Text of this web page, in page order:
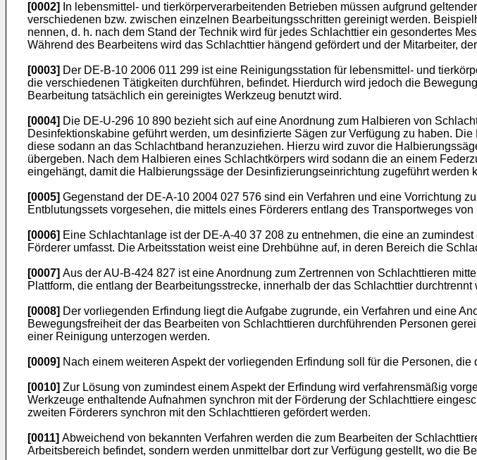
[0002]
In lebensmittel- und tierkörperverarbeitenden Betrieben müssen aufgrund
verschiedenen bzw. zwischen einzelnen Bearbeitungsschritten gereinigt werden.
nennen, d. h. nach dem Stand der Technik wird für jedes Schlachttier ein gesondertes
Während des Bearbeitens wird das Schlachttier hängend gefördert und der Mitarbeiter,
[0003] Der DE-B-10 2006 011 299 ist eine Reinigungsstation für lebensmittel- und
die verschiedenen Tätigkeiten durchführen, befindet. Hierdurch wird jedoch die
Bearbeitung tatsächlich ein gereinigtes Werkzeug benutzt wird.
[0004] Die DE-U-296 10 890 bezieht sich auf eine Anordnung zum Halbieren von
Desinfektionskabine geführt werden, um desinfizierte Sägen zur Verfügung zu haben.
diese sodann an das Schlachtband heranzuziehen. Hierzu wird zuvor die
übergeben. Nach dem Halbieren eines Schlachtkörpers wird sodann die an einem
eingehängt, damit die Halbierungssäge der Desinfizierungseinrichtung zugeführt werden
[0005] Gegenstand der DE-A-10 2004 027 576 sind ein Verfahren und eine Vorrichtung
Entblutungssets vorgesehen, die mittels eines Förderers entlang des Transportweges
[0006] Eine Schlachtanlage ist der DE-A-40 37 208 zu entnehmen, die eine an
Förderer umfasst. Die Arbeitsstation weist eine Drehbühne auf, in deren Bereich die
[0007] Aus derAU-B-424 827 ist eine Anordnung zum Zertrennen von Schlachttieren
Plattform, die entlang der Bearbeitungsstrecke, innerhalb der das Schlachttier
[0008] Der vorliegenden Erfindung liegt die Aufgabe zugrunde, ein Verfahren und eine
Bewegungsfreiheit der das Bearbeiten von Schlachttieren durchführenden Personen
einer Reinigung unterzogen werden.
[0009] Nach einem weiteren Aspekt der vorliegenden Erfindung soll für die Personen,
[0010] Zur Lösung von zumindest einem Aspekt der Erfindung wird verfahrensmäßig
Werkzeuge enthaltende Aufnahmen synchron mit der Förderung der Schlachttiere
zweiten Förderers synchron mit den Schlachttieren gefördert werden.
[0011] Abweichend von bekannten Verfahren werden die zum Bearbeiten der
Arbeitsbereich befindet, sondern werden unmittelbar dort zur Verfügung gestellt, wo die